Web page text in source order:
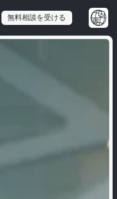
無料相談を受ける